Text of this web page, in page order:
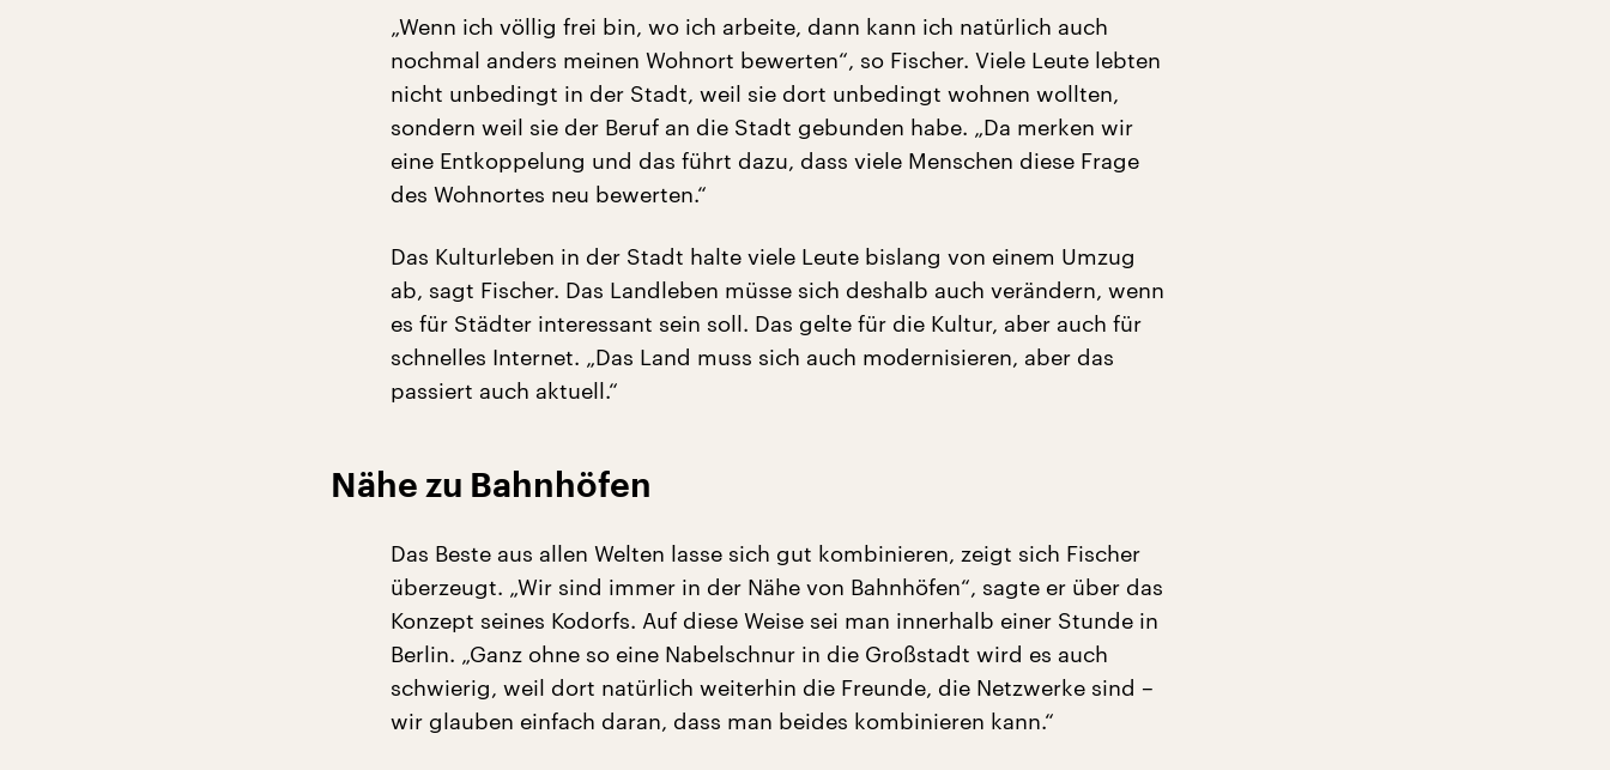
„Wenn ich völlig frei bin, wo ich arbeite, dann kann ich natürlich auch
nochmal anders meinen Wohnort bewerten“, so Fischer. Viele Leute lebten
nicht unbedingt in der Stadt, weil sie dort unbedingt wohnen wollten,
sondern weil sie der Beruf an die Stadt gebunden habe. „Da merken wir
eine Entkoppelung und das führt dazu, dass viele Menschen diese Frage
des Wohnortes neu bewerten.“
Das Kulturleben in der Stadt halte viele Leute bislang von einem Umzug
ab, sagt Fischer. Das Landleben müsse sich deshalb auch verändern, wenn
es für Städter interessant sein soll. Das gelte für die Kultur, aber auch für
schnelles Internet. „Das Land muss sich auch modernisieren, aber das
passiert auch aktuell.“
Nähe zu Bahnhöfen
Das Beste aus allen Welten lasse sich gut kombinieren, zeigt sich Fischer
überzeugt. „Wir sind immer in der Nähe von Bahnhöfen“, sagte er über das
Konzept seines Kodorfs. Auf diese Weise sei man innerhalb einer Stunde in
Berlin. „Ganz ohne so eine Nabelschnur in die Großstadt wird es auch
schwierig, weil dort natürlich weiterhin die Freunde, die Netzwerke sind –
wir glauben einfach daran, dass man beides kombinieren kann.“